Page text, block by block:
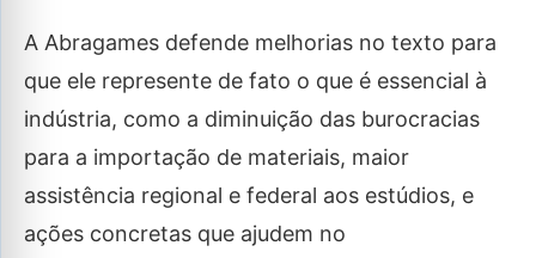
A Abragames defende melhorias no texto para
que ele represente de fato o que é essencial à
indústria, como a diminuição das burocracias
para a importação de materiais, maior
assistência regional e federal aos estúdios, e
ações concretas que ajudem no